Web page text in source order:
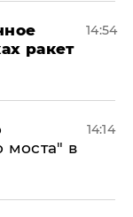
ракет
14:54
моста" в
14:14